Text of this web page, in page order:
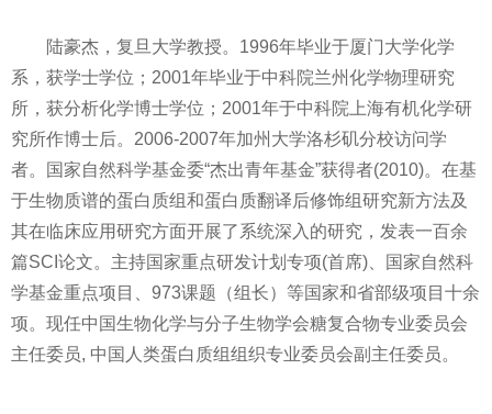
陆豪杰，复旦大学教授。1996年毕业于厦门大学化学
系，获学士学位；2001年毕业于中科院兰州化学物理研究
所，获分析化学博士学位；2001年于中科院上海有机化学研
究所作博士后。2006-2007年加州大学洛杉矶分校访问学
者。
国家自然科学基金委“杰出青年基金”获得者(2010)。在基
于生物质谱的蛋白质组和蛋白质翻译后修饰组研究新方法及
其在临床应用研究方面开展了系统深入的研究，发表一百余
篇SCI论文。主持国家重点研发计划专项(首席)、 国家自然科
学基金重点项目、973课题（组长）等国家和省部级项目十余
项。现任中国生物化学与分子生物学会糖复合物专业委员会
主任委员, 中国人类蛋白质组组织专业委员会副主任委员。